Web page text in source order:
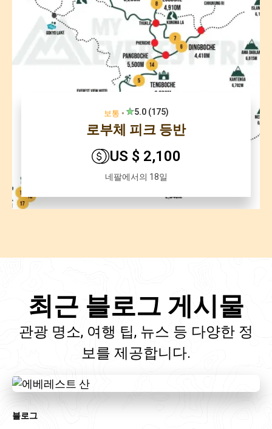
보통 🞄 5.0 (175)
로부체 피크 등반
US $ 2,100
네팔에서의 18일
최근 블로그 게시물
관광 명소, 여행 팁, 뉴스 등 다양한 정
보를 제공합니다.
블로그